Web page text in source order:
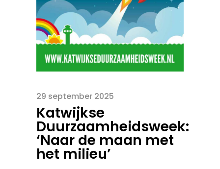
29 september 2025
Katwijkse
Duurzaamheidsweek:
‘Naar de maan met
het milieu’